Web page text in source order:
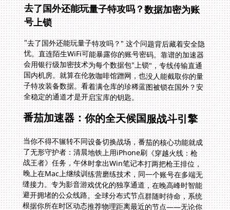
去了国外还能玩量子特攻吗？数据加密为账
号上锁
"去了国外还能玩量子特攻吗？" 这个问题背后藏着安全隐
忧。直连陌生WiFi可能暴露你的账号密码。靠谱的加速器
会用银行级加密技术为每个数据包"上锁"，专线传输直通
国内机房。就算在伦敦咖啡馆蹭网，也没人能截取你的量
子特攻装备数据。看着满仓库的珍稀蓝图被锁在国外？安
全稳定的通道才是开启宝库的钥匙。
番茄加速器：你的全天候国服战斗引擎
当你不得不辗转不同设备切换战场，番茄的核心功能就成
了无形守护者：清晨地铁上用iPhone刷《穿越火线：枪
战王者》任务，午休时拿出Win笔记本打两把枪王排位，
晚上在Mac上继续训练营磨练技术，同一个账号在多端无
缝接力。专为影音游戏优化的独享通道，在晚高峰时智能
避开拥堵的公众线路。全球分布式节点群随时待命，系统
根据你所在时区动态推荐物理距离最近的节点——无论你